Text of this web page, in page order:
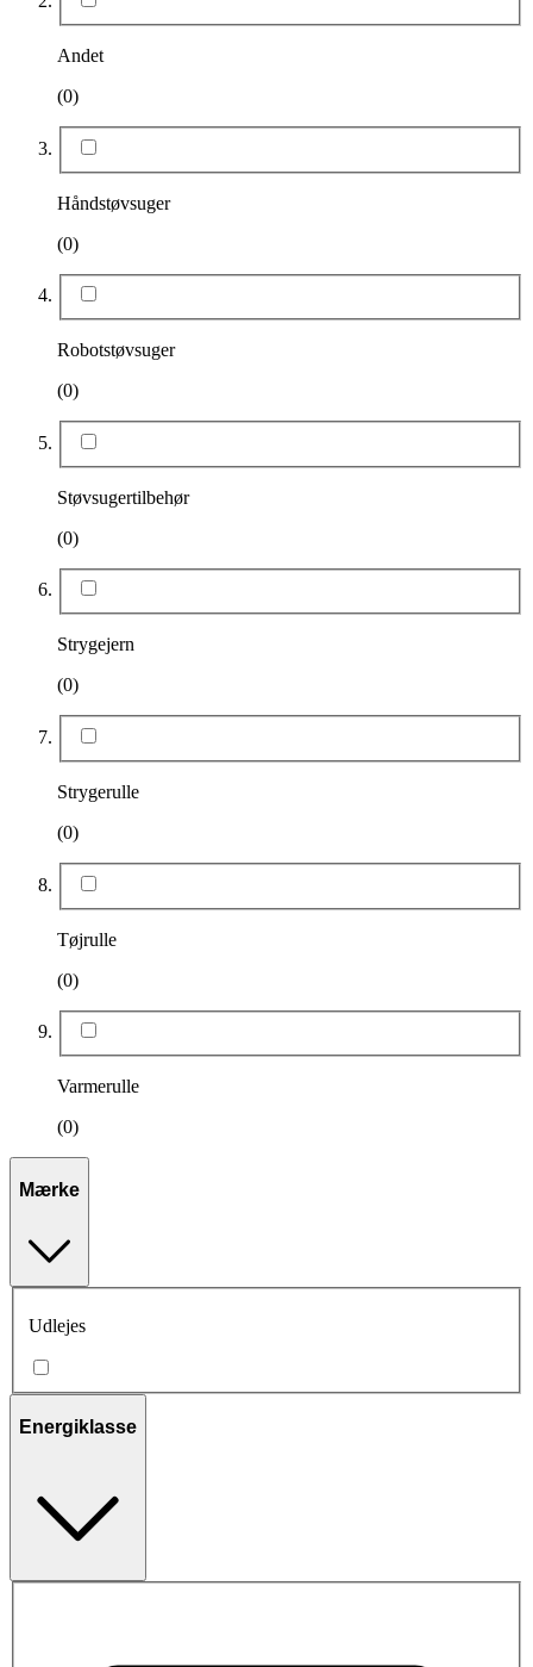
Andet
(0)
Håndstøvsuger
(0)
Robotstøvsuger
(0)
Støvsugertilbehør
(0)
Strygejern
(0)
Strygerulle
(0)
Tøjrulle
(0)
Varmerulle
(0)
Mærke
Udlejes
Energiklasse